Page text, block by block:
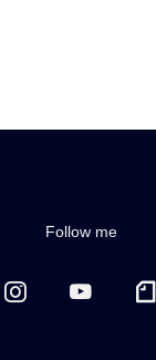
Follow me